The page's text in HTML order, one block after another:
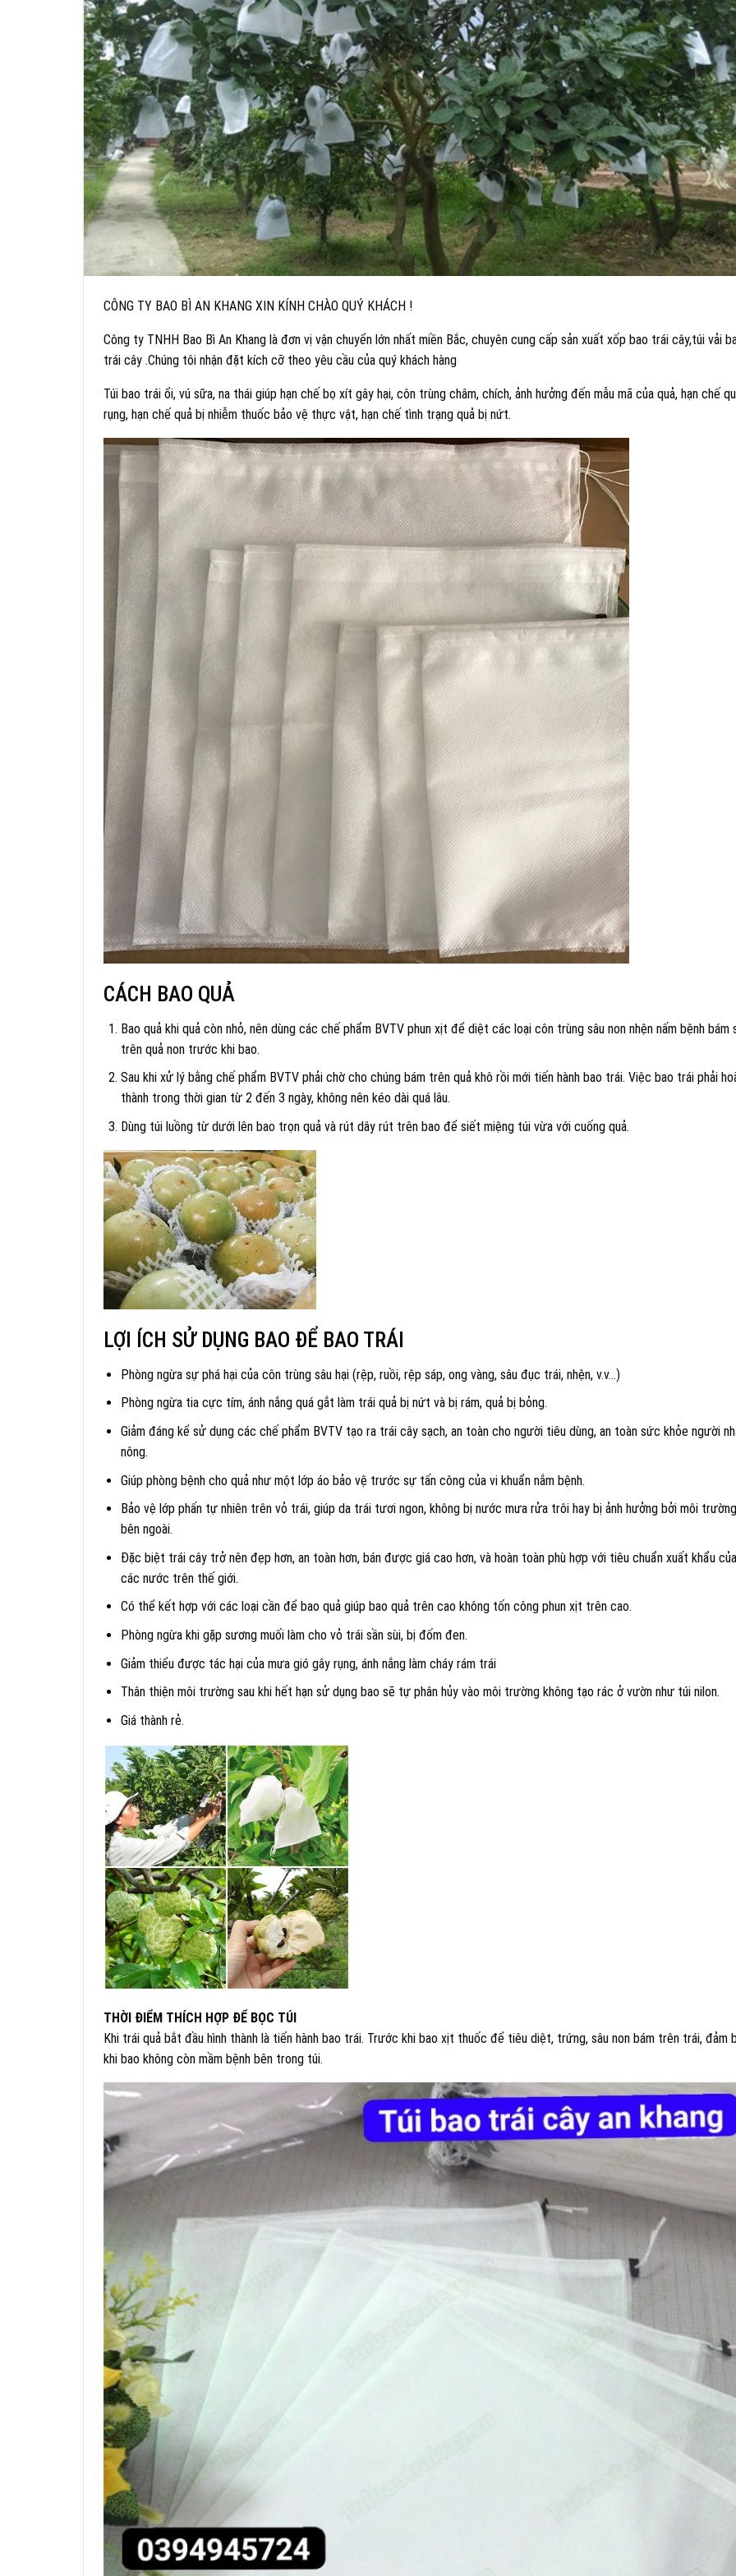
CÔNG TY BAO BÌ AN KHANG XIN KÍNH CHÀO QUÝ KHÁCH !
Công ty TNHH Bao Bì An Khang là đơn vị vận chuyển lớn nhất miền Bắc, chuyên cung cấp sản xuất xốp bao trái cây,túi vải
trái cây .Chúng tôi nhận đặt kích cỡ theo yêu cầu của quý khách hàng
Túi bao trái ổi, vú sữa, na thái giúp hạn chế bọ xít gây hại, côn trùng châm, chích, ảnh hưởng đến mẫu mã của quả, hạn chế
rụng, hạn chế quả bị nhiễm thuốc bảo vệ thực vật, hạn chế tình trạng quả bị nứt.
CÁCH BAO QUẢ
Bao quả khi quả còn nhỏ, nên dùng các chế phẩm BVTV phun xịt để diệt các loại côn trùng sâu non nhện nấm bệnh bám
trên quả non trước khi bao.
Sau khi xử lý bằng chế phẩm BVTV phải chờ cho chúng bám trên quả khô rồi mới tiến hành bao trái. Việc bao trái phải
thành trong thời gian từ 2 đến 3 ngày, không nên kéo dài quá lâu.
Dùng túi luồng từ dưới lên bao trọn quả và rút dây rút trên bao để siết miệng túi vừa với cuống quả.
LỢI ÍCH SỬ DỤNG BAO ĐỂ BAO TRÁI
Phòng ngừa sự phá hại của côn trùng sâu hại (rệp, ruồi, rệp sáp, ong vàng, sâu đục trái, nhện, v.v…)
Phòng ngừa tia cực tím, ánh nắng quá gắt làm trái quả bị nứt và bị rám, quả bị bỏng.
Giảm đáng kể sử dụng các chế phẩm BVTV tạo ra trái cây sạch, an toàn cho người tiêu dùng, an toàn sức khỏe người
nông.
Giúp phòng bệnh cho quả như một lớp áo bảo vệ trước sự tấn công của vi khuẩn nắm bệnh.
Bảo vệ lớp phấn tự nhiên trên vỏ trái, giúp da trái tươi ngon, không bị nước mưa rửa trôi hay bị ảnh hưởng bởi môi trường
bên ngoài.
Đặc biệt trái cây trở nên đẹp hơn, an toàn hơn, bán được giá cao hơn, và hoàn toàn phù hợp với tiêu chuẩn xuất khẩu của
các nước trên thế giới.
Có thể kết hợp với các loại cần để bao quả giúp bao quả trên cao không tốn công phun xịt trên cao.
Phòng ngừa khi gặp sương muối làm cho vỏ trái sần sùi, bị đốm đen.
Giảm thiểu được tác hại của mưa gió gây rụng, ánh nắng làm cháy rám trái
Thân thiện môi trường sau khi hết hạn sử dụng bao sẽ tự phân hủy vào môi trường không tạo rác ở vườn như túi nilon.
Giá thành rẻ.
THỜI ĐIỂM THÍCH HỢP ĐỂ BỌC TÚI
Khi trái quả bắt đầu hình thành là tiến hành bao trái. Trước khi bao xịt thuốc để tiêu diệt, trứng, sâu non bám trên trái, đảm
khi bao không còn mầm bệnh bên trong túi.